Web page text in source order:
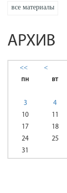
все материалы
АРХИВ
<< <
пн
вт
3
4
10
11
17
18
24
25
31